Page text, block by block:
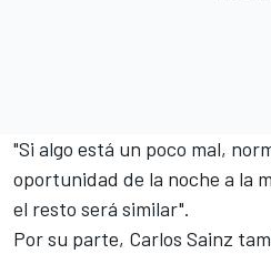
"Si algo está un poco mal,
oportunidad de la noche a la
el resto será similar".
Por su parte, Carlos Sainz